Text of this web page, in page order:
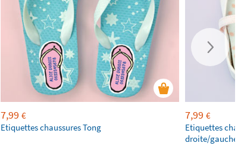
7,99 €
Etiquettes chaussures Tong
7,99 €
Etiquettes
droite/gauche